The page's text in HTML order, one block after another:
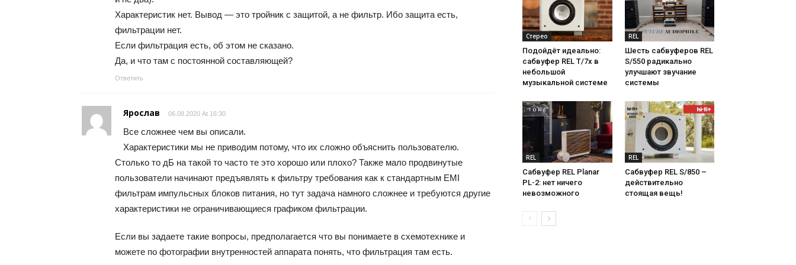
Характеристик нет. Вывод — это тройник с защитой, а не фильтр. Ибо защита есть,
фильтрации нет.
Если фильтрация есть, об этом не сказано.
Да, и что там с постоянной составляющей?
Ответить
Ярослав 06.08.2020 At 16:30
Все сложнее чем вы описали.
Характеристики мы не приводим потому, что их сложно объяснить пользователю.
Столько то дБ на такой то часто те это хорошо или плохо? Также мало продвинутые
пользователи начинают предъявлять к фильтру требования как к стандартным EMI
фильтрам импульсных блоков питания, но тут задача намного сложнее и требуются другие
характеристики не ограничивающиеся графиком фильтрации.
Если вы задаете такие вопросы, предполагается что вы понимаете в схемотехнике и
можете по фотографии внутренностей аппарата понять, что фильтрация там есть.
Стерео
Подойдёт идеально:
сабвуфер REL T/7x в
небольшой
музыкальной системе
REL
Шесть сабвуферов REL
S/550 радикально
улучшают звучание
системы
REL
Сабвуфер REL Planar
PL-2: нет ничего
невозможного
REL
Сабвуфер REL S/850 –
действительно
стоящая вещь!